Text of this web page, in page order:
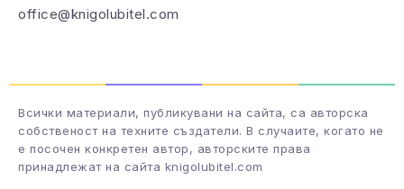
office@knigolubitel.com
Всички материали, публикувани на сайта, са авторска
собственост на техните създатели. В случаите, когато не
е посочен конкретен автор, авторските права
принадлежат на сайта knigolubitel.com